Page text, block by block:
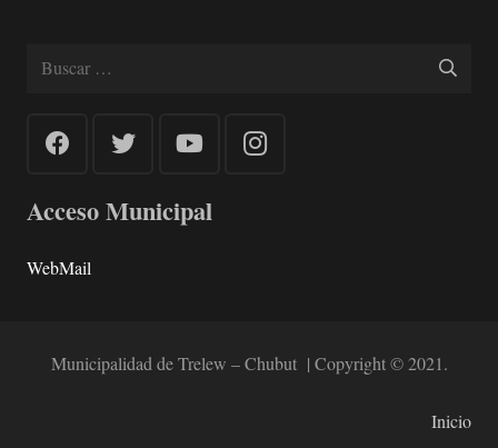
Buscar:
Acceso Municipal
WebMail
Municipalidad de Trelew – Chubut | Copyright © 2021.
Inicio